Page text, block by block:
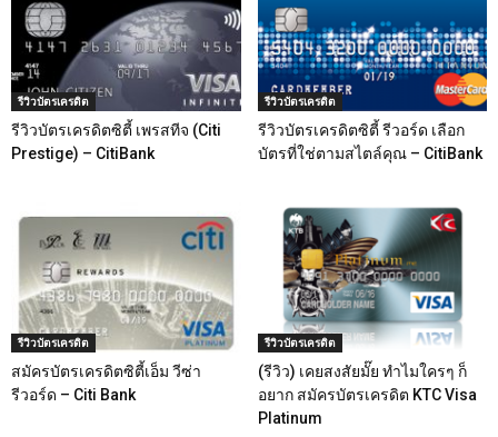
รีวิวบัตรเครดิต
รีวิวบัตรเครดิตซิตี้ เพรสทีจ (Citi
Prestige) – CitiBank
รีวิวบัตรเครดิต
รีวิวบัตรเครดิตซิตี้ รีวอร์ด เลือก
บัตรที่ใช่ตามสไตล์คุณ – CitiBank
รีวิวบัตรเครดิต
สมัครบัตรเครดิตซิตี้เอ็ม วีซ่า
รีวอร์ด – Citi Bank
รีวิวบัตรเครดิต
(รีวิว) เคยสงสัยมั๊ย ทำไมใครๆ ก็
อยาก สมัครบัตรเครดิต KTC Visa
Platinum